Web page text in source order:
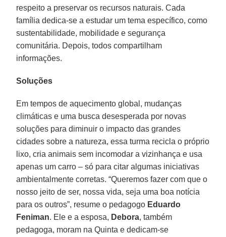
respeito a preservar os recursos naturais. Cada
família dedica-se a estudar um tema específico, como
sustentabilidade, mobilidade e segurança
comunitária. Depois, todos compartilham
informações.
Soluções
Em tempos de aquecimento global, mudanças
climáticas e uma busca desesperada por novas
soluções para diminuir o impacto das grandes
cidades sobre a natureza, essa turma recicla o próprio
lixo, cria animais sem incomodar a vizinhança e usa
apenas um carro – só para citar algumas iniciativas
ambientalmente corretas. “Queremos fazer com que o
nosso jeito de ser, nossa vida, seja uma boa notícia
para os outros”, resume o pedagogo Eduardo
Feniman. Ele e a esposa, Debora, também
pedagoga, moram na Quinta e dedicam-se